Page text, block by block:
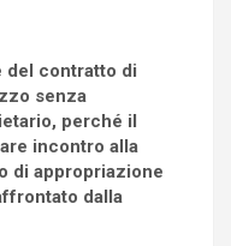
del contratto di
senza
perché il
incontro alla
di appropriazione
dalla